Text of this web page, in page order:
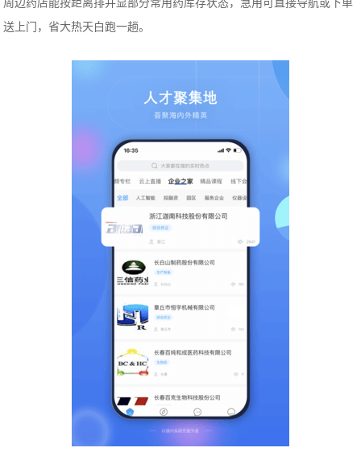
周边药店能按距离排并显部分常用药库存状态，急用可直接导航或下单
送上门，省大热天白跑一趟。